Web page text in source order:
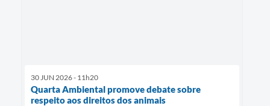
30 JUN 2026 - 11h20
Quarta Ambiental promove debate sobre
respeito aos direitos dos animais